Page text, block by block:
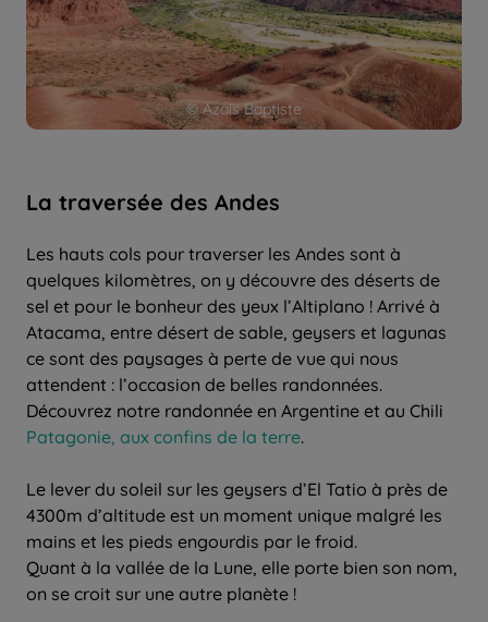
© Azais Baptiste
La traversée des Andes
Les hauts cols pour traverser les Andes sont à
quelques kilomètres, on y découvre des déserts de
sel et pour le bonheur des yeux l’Altiplano ! Arrivé à
Atacama, entre désert de sable, geysers et lagunas
ce sont des paysages à perte de vue qui nous
attendent : l’occasion de belles randonnées.
Découvrez notre randonnée en Argentine et au Chili
Patagonie, aux confins de la terre.
Le lever du soleil sur les geysers d’El Tatio à près de
4300m d’altitude est un moment unique malgré les
mains et les pieds engourdis par le froid.
Quant à la vallée de la Lune, elle porte bien son nom,
on se croit sur une autre planète !